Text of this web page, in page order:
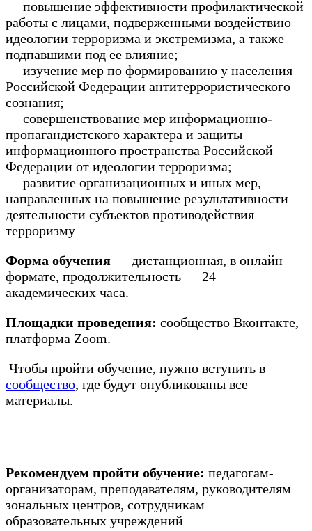
— повышение эффективности профилактической
работы с лицами, подверженными воздействию
идеологии терроризма и экстремизма, а также
подпавшими под ее влияние;
— изучение мер по формированию у населения
Российской Федерации антитеррористического
сознания;
— совершенствование мер информационно-
пропагандистского характера и защиты
информационного пространства Российской
Федерации от идеологии терроризма;
— развитие организационных и иных мер,
направленных на повышение результативности
деятельности субъектов противодействия
терроризму
Форма обучения— дистанционная, в онлайн —
формате, продолжительность — 24
академических часа.
Площадки проведения: сообщество Вконтакте,
платформа Zoom.
Чтобы пройти обучение, нужно вступить в
сообщество, где будут опубликованы все
материалы.
Рекомендуем пройти обучение: педагогам-
организаторам, преподавателям, руководителям
зональных центров, сотрудникам
образовательных учреждений